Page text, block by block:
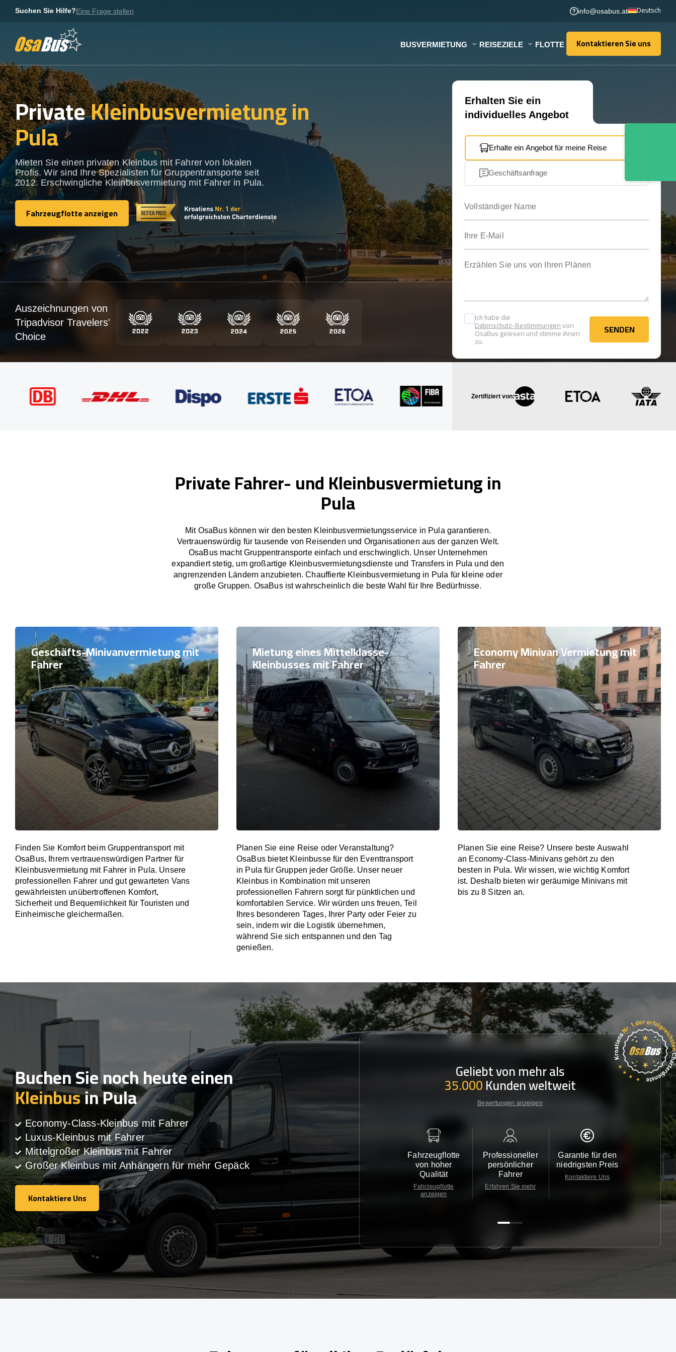
Suchen Sie Hilfe?Eine Frage stellen info@osabus.at Deutsch
BUSVERMIETUNG REISEZIELE FLOTTE Kontaktieren Sie uns
Kontaktieren Sie uns
PrivateKleinbusvermietung in
Pula
Mieten Sie einen privaten Kleinbus mit Fahrer von lokalen
Profis. Wir sind Ihre Spezialisten für Gruppentransporte seit
2012. Erschwingliche Kleinbusvermietung mit Fahrer in Pula.
Fahrzeugflotte anzeigen
Fahrzeugflotte anzeigen
Erhalten Sie ein
individuelles Angebot
Erhalte ein Angebot für meine Reise
Geschäftsanfrage
Ich habe die
Datenschutz-Bestimmungenvon
OsaBus gelesen und stimme ihnen
zu.
SENDEN
SENDEN
Auszeichnungen von
Tripadvisor Travelers'
Choice
Zertifiziert von:
Private Fahrer- und Kleinbusvermietung in
Pula
Mit OsaBus können wir den besten Kleinbusvermietungsservice in Pula garantieren.
Vertrauenswürdig für tausende von Reisenden und Organisationen aus der ganzen Welt.
OsaBus macht Gruppentransporte einfach und erschwinglich. Unser Unternehmen
expandiert stetig, um großartige Kleinbusvermietungsdienste und Transfers in Pula und den
angrenzenden Ländern anzubieten. Chauffierte Kleinbusvermietung in Pula für kleine oder
große Gruppen. OsaBus ist wahrscheinlich die beste Wahl für Ihre Bedürfnisse.
Geschäfts-Minivanvermietung mit
Fahrer
Finden Sie Komfort beim Gruppentransport mit
OsaBus, Ihrem vertrauenswürdigen Partner für
Kleinbusvermietung mit Fahrer in Pula. Unsere
professionellen Fahrer und gut gewarteten Vans
gewährleisten unübertroffenen Komfort,
Sicherheit und Bequemlichkeit für Touristen und
Einheimische gleichermaßen.
Mietung eines Mittelklasse-
Kleinbusses mit Fahrer
Planen Sie eine Reise oder Veranstaltung?
OsaBus bietet Kleinbusse für den Eventtransport
in Pula für Gruppen jeder Größe. Unser neuer
Kleinbus in Kombination mit unseren
professionellen Fahrern sorgt für pünktlichen und
komfortablen Service. Wir würden uns freuen, Teil
Ihres besonderen Tages, Ihrer Party oder Feier zu
sein, indem wir die Logistik übernehmen,
während Sie sich entspannen und den Tag
genießen.
Economy Minivan Vermietung mit
Fahrer
Planen Sie eine Reise? Unsere beste Auswahl
an Economy-Class-Minivans gehört zu den
besten in Pula. Wir wissen, wie wichtig Komfort
ist. Deshalb bieten wir geräumige Minivans mit
bis zu 8 Sitzen an.
Buchen Sie noch heute einen
Kleinbusin Pula
Economy-Class-Kleinbus mit Fahrer
Luxus-Kleinbus mit Fahrer
Mittelgroßer Kleinbus mit Fahrer
Großer Kleinbus mit Anhängern für mehr Gepäck
Kontaktiere Uns
Kontaktiere Uns
Geliebt von mehr als
35.000Kunden weltweit
Bewertungen anzeigen
Fahrzeugflotte
von hoher
Qualität
Fahrzeugflotte
anzeigen
Professioneller
persönlicher
Fahrer
Erfahren Sie mehr
Garantie für den
niedrigsten Preis
Kontaktiere Uns Kontaktiere